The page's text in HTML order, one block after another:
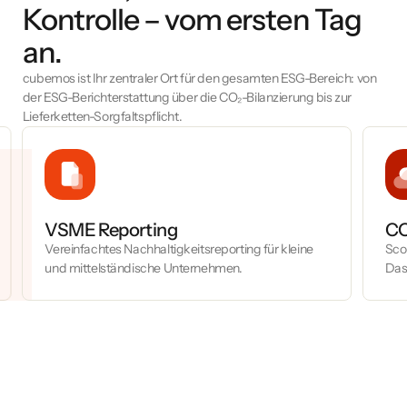
Kontrolle – vom ersten Tag
an.
cubemos ist Ihr zentraler Ort für den gesamten ESG-Bereich: von
der ESG-Berichterstattung über die CO₂-Bilanzierung bis zur
Lieferketten-Sorgfaltspflicht.
VSME Reporting
Vereinfachtes Nachhaltigkeitsreporting für kleine
und mittelständische Unternehmen.